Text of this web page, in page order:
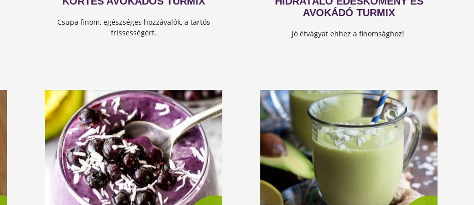
Csupa finom, egészséges hozzávalók, a tartós
frissességért.
AVOKÁDÓ TURMIX
Jó étvágyat ehhez a finomsághoz!